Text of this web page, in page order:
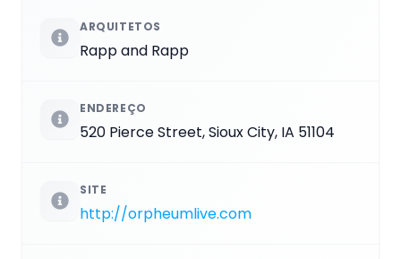
ARQUITETOS
Rapp and Rapp
ENDEREÇO
520 Pierce Street, Sioux City, IA 51104
SITE
http://orpheumlive.com